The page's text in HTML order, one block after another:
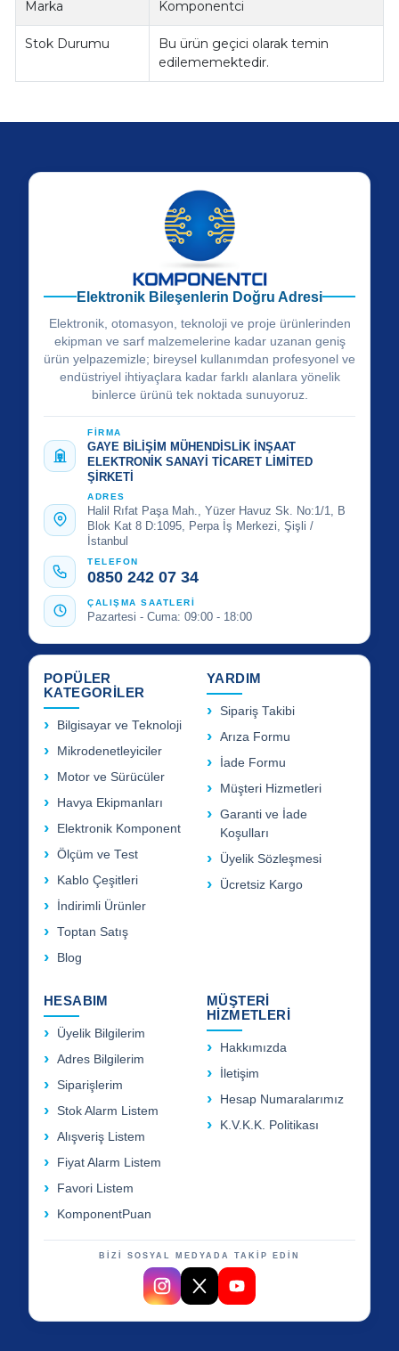
Marka Komponentci
Stok Durumu
Bu ürün geçici olarak temin
edilememektedir.
Elektronik Bileşenlerin Doğru Adresi
Elektronik, otomasyon, teknoloji ve proje ürünlerinden
ekipman ve sarf malzemelerine kadar uzanan geniş
ürün yelpazemizle; bireysel kullanımdan profesyonel ve
endüstriyel ihtiyaçlara kadar farklı alanlara yönelik
binlerce ürünü tek noktada sunuyoruz.
FİRMA
GAYE BİLİŞİM MÜHENDİSLİK İNŞAAT
ELEKTRONİK SANAYİ TİCARET LİMİTED
ŞİRKETİ
ADRES
Halil Rıfat Paşa Mah., Yüzer Havuz Sk. No:1/1, B
Blok Kat 8 D:1095, Perpa İş Merkezi, Şişli /
İstanbul
TELEFON
0850 242 07 34
ÇALIŞMA SAATLERİ
Pazartesi - Cuma: 09:00 - 18:00
POPÜLER
KATEGORİLER
Bilgisayar ve Teknoloji
Mikrodenetleyiciler
Motor ve Sürücüler
Havya Ekipmanları
Elektronik Komponent
Ölçüm ve Test
Kablo Çeşitleri
İndirimli Ürünler
Toptan Satış
Blog
YARDIM
Sipariş Takibi
Arıza Formu
İade Formu
Müşteri Hizmetleri
Garanti ve İade
Koşulları
Üyelik Sözleşmesi
Ücretsiz Kargo
HESABIM
Üyelik Bilgilerim
Adres Bilgilerim
Siparişlerim
Stok Alarm Listem
Alışveriş Listem
Fiyat Alarm Listem
Favori Listem
KomponentPuan
MÜŞTERİ
HİZMETLERİ
Hakkımızda
İletişim
Hesap Numaralarımız
K.V.K.K. Politikası
BİZİ SOSYAL MEDYADA TAKİP EDİN